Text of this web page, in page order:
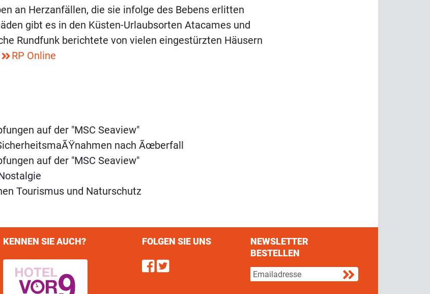
an Herzanfällen, die sie infolge des Bebens erlitten
gibt es in den Küsten-Urlaubsorten Atacames und
Rundfunk berichtete von vielen eingestürzten Häusern
RP Online
auf der "MSC Seaview"
nach Ãœberfall
auf der "MSC Seaview"
Tourismus und Naturschutz
KENNEN SIE AUCH? FOLGEN SIE UNS
Find us on Facebook
Follow us on Twitter
NEWSLETTER
BESTELLEN